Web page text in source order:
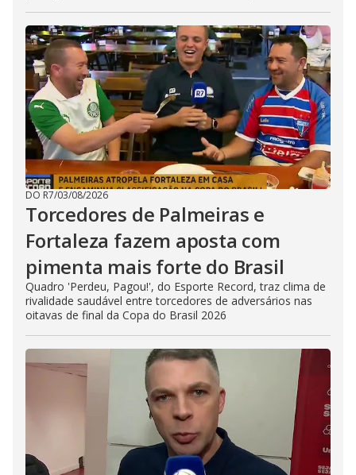
DO R7/03/08/2026
Torcedores de Palmeiras e
Fortaleza fazem aposta com
pimenta mais forte do Brasil
Quadro 'Perdeu, Pagou!', do Esporte Record, traz clima de
rivalidade saudável entre torcedores de adversários nas
oitavas de final da Copa do Brasil 2026